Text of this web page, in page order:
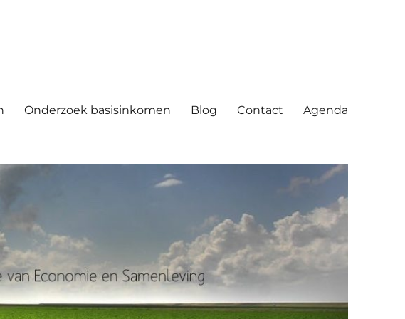
Onderzoek basisinkomen Blog Contact Agenda